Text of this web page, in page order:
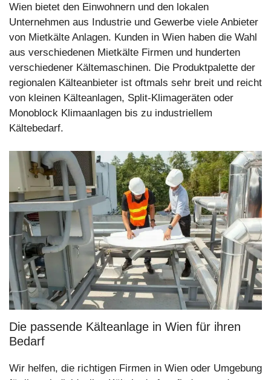
Wien bietet den Einwohnern und den lokalen
Unternehmen aus Industrie und Gewerbe viele Anbieter
von Mietkälte Anlagen. Kunden in Wien haben die Wahl
aus verschiedenen Mietkälte Firmen und hunderten
verschiedener Kältemaschinen. Die Produktpalette der
regionalen Kälteanbieter ist oftmals sehr breit und reicht
von kleinen Kälteanlagen, Split-Klimageräten oder
Monoblock Klimaanlagen bis zu industriellem
Kältebedarf.
Die passende Kälteanlage in Wien für ihren
Bedarf
Wir helfen, die richtigen Firmen in Wien oder Umgebung